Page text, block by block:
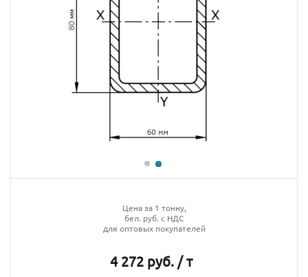
Цена за 1 тонну,
бел. руб. с НДС
для оптовых покупателей
4 272 руб. / т